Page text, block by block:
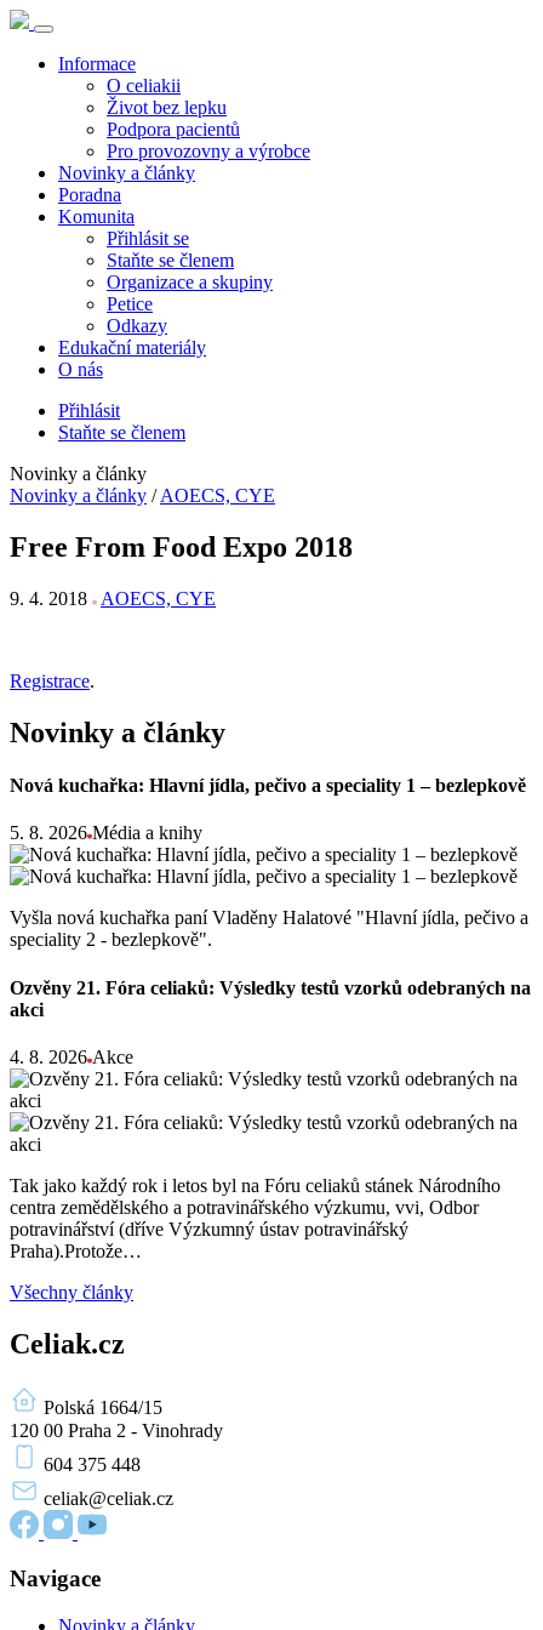
Informace
O celiakii
Život bez lepku
Podpora pacientů
Pro provozovny a výrobce
Novinky a články
Poradna
Komunita
Přihlásit se
Staňte se členem
Organizace a skupiny
Petice
Odkazy
Edukační materiály
O nás
Přihlásit
Staňte se členem
Novinky a články
Novinky a články / AOECS, CYE
Free From Food Expo 2018
9. 4. 2018 AOECS, CYE
Registrace.
Novinky a články
Nová kuchařka: Hlavní jídla, pečivo a speciality 1 – bezlepkově
5. 8. 2026 Média a knihy
Vyšla nová kuchařka paní Vladěny Halatové "Hlavní jídla, pečivo a
speciality 2 - bezlepkově".
Ozvěny 21. Fóra celiaků: Výsledky testů vzorků odebraných na
akci
4. 8. 2026 Akce
Tak jako každý rok i letos byl na Fóru celiaků stánek Národního
centra zemědělského a potravinářského výzkumu, vvi, Odbor
potravinářství (dříve Výzkumný ústav potravinářský
Praha).Protože…
Všechny články
Celiak.cz
Polská 1664/15
120 00 Praha 2 - Vinohrady
604 375 448
celiak@celiak.cz
Navigace
Novinky a články